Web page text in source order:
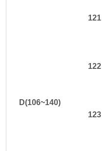
D(106~140)
121
122
123